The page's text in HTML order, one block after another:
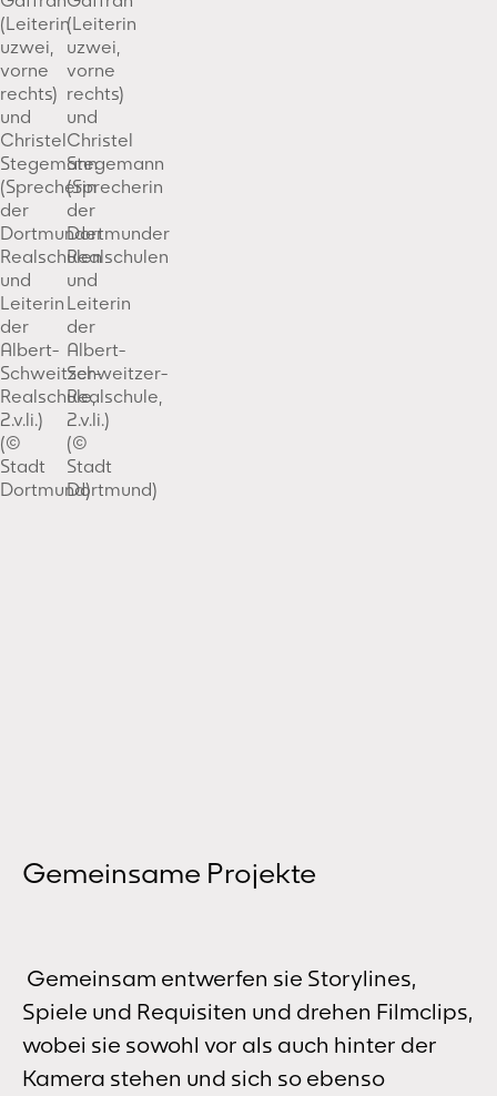
(Leiterin
uzwei,
vorne
rechts)
und
Christel
Stegemann
(Sprecherin
der
Dortmunder
Realschulen
und
Leiterin
der
Albert-
Schweitzer-
Realschule,
2.v.li.)
(©
Stadt
Dortmund)
(Leiterin
uzwei,
vorne
rechts)
und
Christel
Stegemann
(Sprecherin
der
Dortmunder
Realschulen
und
Leiterin
der
Albert-
Schweitzer-
Realschule,
2.v.li.)
(©
Stadt
Dortmund)
Gemeinsame Projekte
Gemeinsam entwerfen sie Storylines,
Spiele und Requisiten und drehen Filmclips,
wobei sie sowohl vor als auch hinter der
Kamera stehen und sich so ebenso